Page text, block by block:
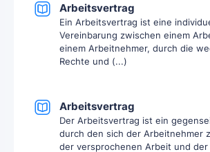
Arbeitsvertrag
Ein Arbeitsvertrag ist eine
Vereinbarung zwischen einem
einem Arbeitnehmer, durch die
Rechte und (...)
Arbeitsvertrag
Der Arbeitsvertrag ist ein
durch den sich der Arbeitnehmer
der versprochenen Arbeit und